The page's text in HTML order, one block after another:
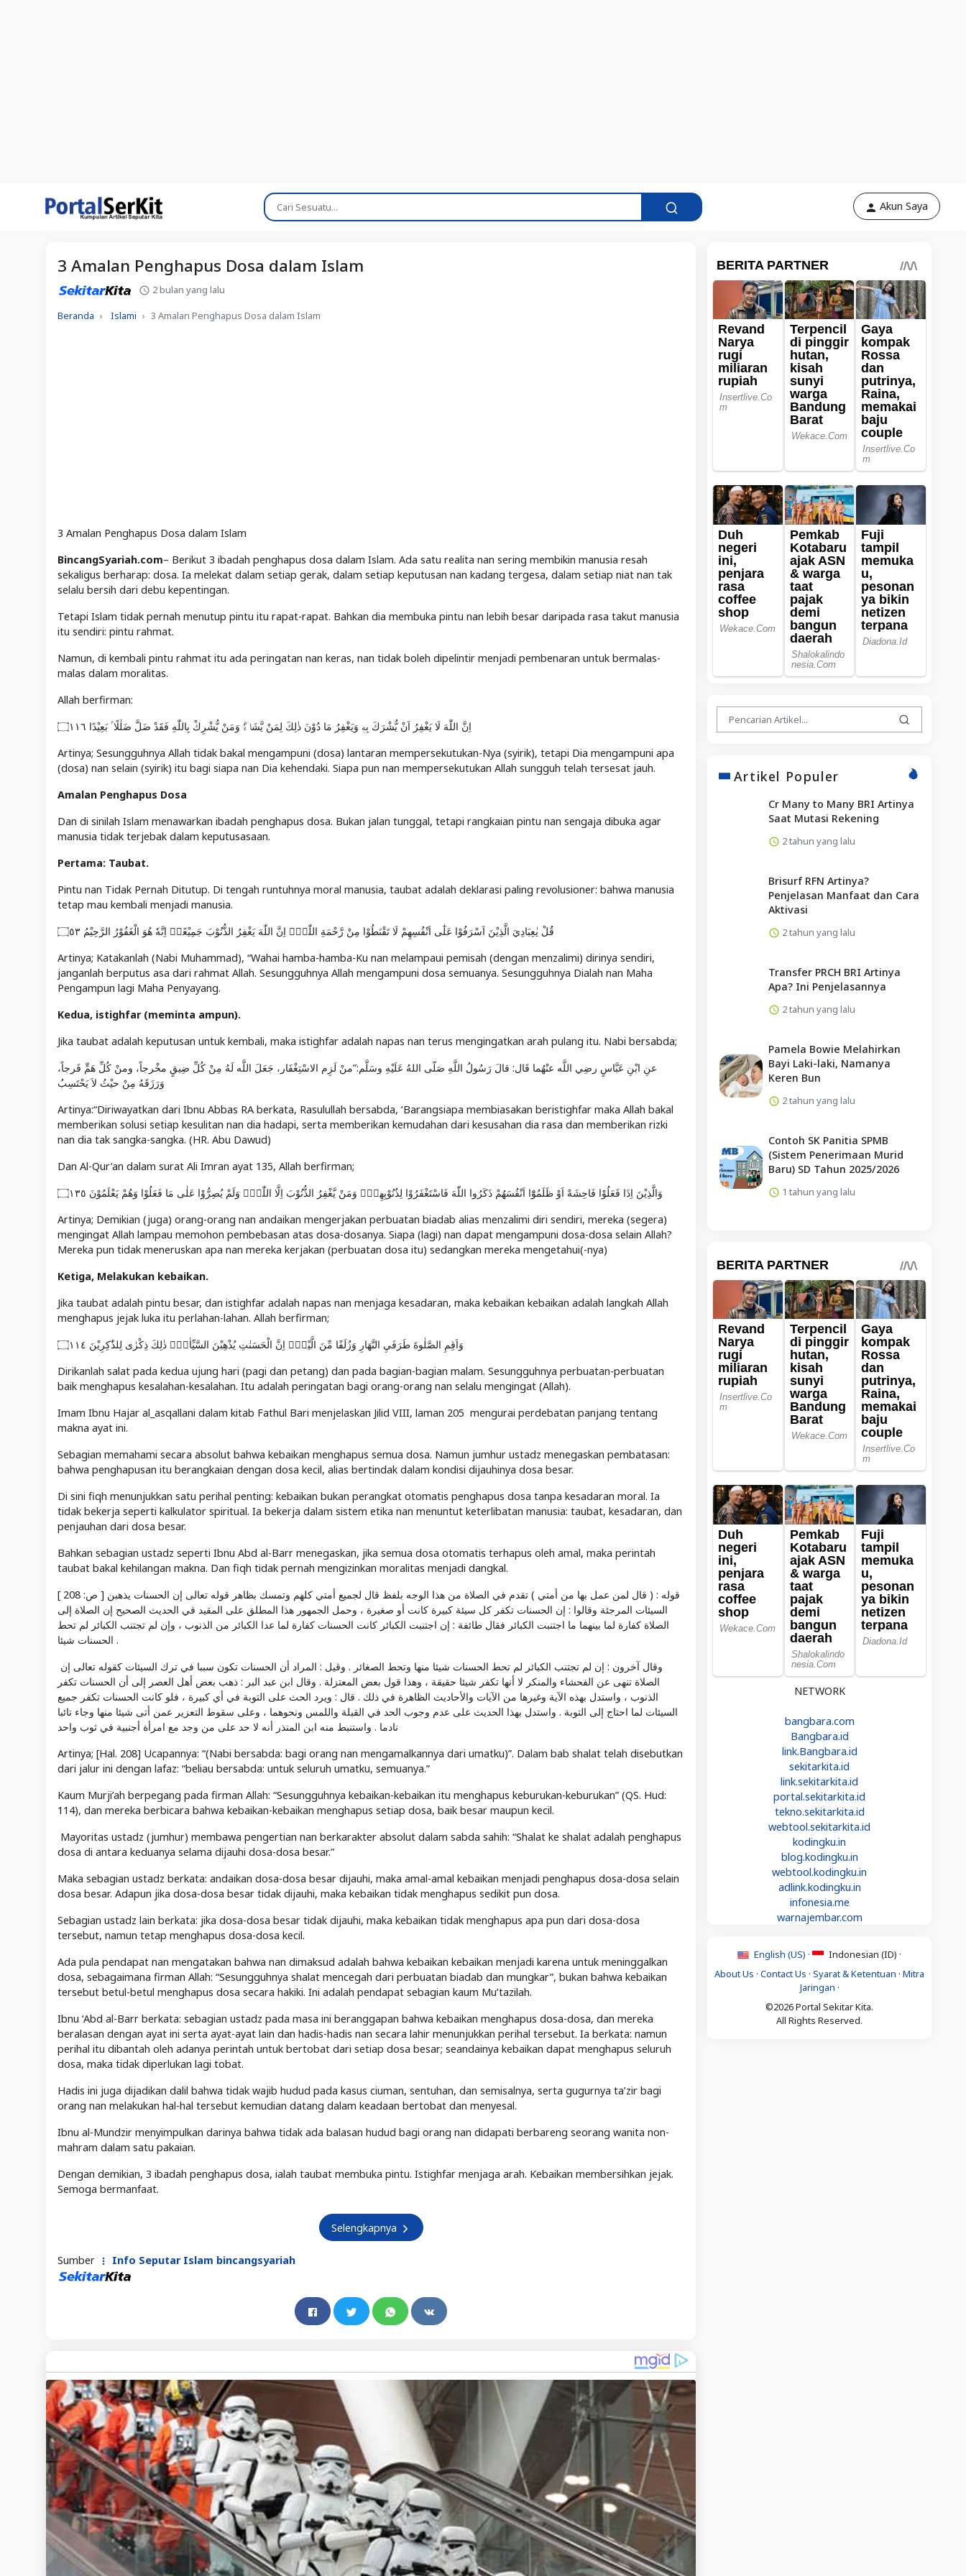
Akun Saya
3 Amalan Penghapus Dosa dalam Islam
2 bulan yang lalu
Beranda Islami 3 Amalan Penghapus Dosa dalam Islam
3 Amalan Penghapus Dosa dalam Islam
BincangSyariah.com– Berikut 3 ibadah penghapus dosa dalam Islam. Ada satu realita nan sering membikin manusia resah
sekaligus berharap: dosa. Ia melekat dalam setiap gerak, dalam setiap keputusan nan kadang tergesa, dalam setiap niat nan tak
selalu bersih dari debu kepentingan.
Tetapi Islam tidak pernah menutup pintu itu rapat-rapat. Bahkan dia membuka pintu nan lebih besar daripada rasa takut manusia
itu sendiri: pintu rahmat.
Namun, di kembali pintu rahmat itu ada peringatan nan keras, nan tidak boleh dipelintir menjadi pembenaran untuk bermalas-
malas dalam moralitas.
Allah berfirman:
اِنَّ اللّٰهَ لَا يَغْفِرُ اَنْ يُّشْرَكَ بِهٖ وَيَغْفِرُ مَا دُوْنَ ذٰلِكَ لِمَنْ يَّشَاۤءُۗ وَمَنْ يُّشْرِكْ بِاللّٰهِ فَقَدْ ضَلَّ ضَلٰلًا ۢ بَعِيْدًا ۝١١٦
Artinya; Sesungguhnya Allah tidak bakal mengampuni (dosa) lantaran mempersekutukan-Nya (syirik), tetapi Dia mengampuni apa
(dosa) nan selain (syirik) itu bagi siapa nan Dia kehendaki. Siapa pun nan mempersekutukan Allah sungguh telah tersesat jauh.
Amalan Penghapus Dosa
Dan di sinilah Islam menawarkan ibadah penghapus dosa. Bukan jalan tunggal, tetapi rangkaian pintu nan sengaja dibuka agar
manusia tidak terjebak dalam keputusasaan.
Pertama: Taubat.
Pintu nan Tidak Pernah Ditutup. Di tengah runtuhnya moral manusia, taubat adalah deklarasi paling revolusioner: bahwa manusia
tetap mau kembali menjadi manusia.
قُلْ يٰعِبَادِيَ الَّذِيْنَ اَسْرَفُوْا عَلٰٓى اَنْفُسِهِمْ لَا تَقْنَطُوْا مِنْ رَّحْمَةِ اللّٰهِۗ اِنَّ اللّٰهَ يَغْفِرُ الذُّنُوْبَ جَمِيْعًاۗ اِنَّهٗ هُوَ الْغَفُوْرُ الرَّحِيْمُ ۝٥٣
Artinya; Katakanlah (Nabi Muhammad), “Wahai hamba-hamba-Ku nan melampaui pemisah (dengan menzalimi) dirinya sendiri,
janganlah berputus asa dari rahmat Allah. Sesungguhnya Allah mengampuni dosa semuanya. Sesungguhnya Dialah nan Maha
Pengampun lagi Maha Penyayang.
Kedua, istighfar (meminta ampun).
Jika taubat adalah keputusan untuk kembali, maka istighfar adalah napas nan terus mengingatkan arah pulang itu. Nabi bersabda;
عنِ ابْنِ عَبَّاسٍ رضِي اللَّه عنْهُما قَال: قالَ رَسُولُ اللَّهِ صَلّى اللهُ عَلَيْهِ وسَلَّم:”منْ لَزِم الاسْتِغْفَار، جَعَلَ اللَّه لَهُ مِنْ كُلِّ ضِيقٍ مخْرجاً، ومنْ كُلِّ هَمٍّ فَرجاً،
وَرَزَقَهُ مِنْ حيْثُ لاَ يَحْتَسِبُ
Artinya:“Diriwayatkan dari Ibnu Abbas RA berkata, Rasulullah bersabda, ‘Barangsiapa membiasakan beristighfar maka Allah bakal
memberikan solusi setiap kesulitan nan dia hadapi, serta memberikan kemudahan dari kesusahan dia rasa dan memberikan rizki
nan dia tak sangka-sangka. (HR. Abu Dawud)
Dan Al-Qur’an dalam surat Ali Imran ayat 135, Allah berfirman;
وَالَّذِيْنَ اِذَا فَعَلُوْا فَاحِشَةً اَوْ ظَلَمُوْٓا اَنْفُسَهُمْ ذَكَرُوا اللّٰهَ فَاسْتَغْفَرُوْا لِذُنُوْبِهِمْۗ وَمَنْ يَّغْفِرُ الذُّنُوْبَ اِلَّا اللّٰهُۗ وَلَمْ يُصِرُّوْا عَلٰى مَا فَعَلُوْا وَهُمْ يَعْلَمُوْنَ ۝١٣٥
Artinya; Demikian (juga) orang-orang nan andaikan mengerjakan perbuatan biadab alias menzalimi diri sendiri, mereka (segera)
mengingat Allah lampau memohon pembebasan atas dosa-dosanya. Siapa (lagi) nan dapat mengampuni dosa-dosa selain Allah?
Mereka pun tidak meneruskan apa nan mereka kerjakan (perbuatan dosa itu) sedangkan mereka mengetahui(-nya)
Ketiga, Melakukan kebaikan.
Jika taubat adalah pintu besar, dan istighfar adalah napas nan menjaga kesadaran, maka kebaikan kebaikan adalah langkah Allah
menghapus jejak luka itu perlahan-lahan. Allah berfirman;
وَاَقِمِ الصَّلٰوةَ طَرَفَيِ النَّهَارِ وَزُلَفًا مِّنَ الَّيْلِۗ اِنَّ الْحَسَنٰتِ يُذْهِبْنَ السَّيِّاٰتِۗ ذٰلِكَ ذِكْرٰى لِلذّٰكِرِيْنَ ۝١١٤
Dirikanlah salat pada kedua ujung hari (pagi dan petang) dan pada bagian-bagian malam. Sesungguhnya perbuatan-perbuatan
baik menghapus kesalahan-kesalahan. Itu adalah peringatan bagi orang-orang nan selalu mengingat (Allah).
Imam Ibnu Hajar al_asqallani dalam kitab Fathul Bari menjelaskan Jilid VIII, laman 205 mengurai perdebatan panjang tentang
makna ayat ini.
Sebagian memahami secara absolut bahwa kebaikan menghapus semua dosa. Namun jumhur ustadz menegaskan pembatasan:
bahwa penghapusan itu berangkaian dengan dosa kecil, alias bertindak dalam kondisi dijauhinya dosa besar.
Di sini fiqh menunjukkan satu perihal penting: kebaikan bukan perangkat otomatis penghapus dosa tanpa kesadaran moral. Ia
tidak bekerja seperti kalkulator spiritual. Ia bekerja dalam sistem etika nan menuntut keterlibatan manusia: taubat, kesadaran, dan
penjauhan dari dosa besar.
Bahkan sebagian ustadz seperti Ibnu Abd al-Barr menegaskan, jika semua dosa otomatis terhapus oleh amal, maka perintah
taubat bakal kehilangan makna. Dan fiqh tidak pernah mengizinkan moralitas menjadi dangkal.
[ ص: 208 ] قوله : ( قال لمن عمل بها من أمتي ) تقدم في الصلاة من هذا الوجه بلفظ قال لجميع أمتي كلهم وتمسك بظاهر قوله تعالى إن الحسنات يذهبن
السيئات المرجئة وقالوا : إن الحسنات تكفر كل سيئة كبيرة كانت أو صغيرة ، وحمل الجمهور هذا المطلق على المقيد في الحديث الصحيح إن الصلاة إلى
الصلاة كفارة لما بينهما ما اجتنبت الكبائر فقال طائفة : إن اجتنبت الكبائر كانت الحسنات كفارة لما عدا الكبائر من الذنوب ، وإن لم تجتنب الكبائر لم تحط
الحسنات شيئا .
الصلاة تنهى عن الفحشاء والمنكر لا أنها تكفر شيئا حقيقة ، وهذا قول بعض المعتزلة . وقال ابن عبد البر : ذهب بعض أهل العصر إلى أن الحسنات تكفر
الذنوب ، واستدل بهذه الآية وغيرها من الآيات والأحاديث الظاهرة في ذلك . قال : ويرد الحث على التوبة في أي كبيرة ، فلو كانت الحسنات تكفر جميع
السيئات لما احتاج إلى التوبة . واستدل بهذا الحديث على عدم وجوب الحد في القبلة واللمس ونحوهما ، وعلى سقوط التعزير عمن أتى شيئا منها وجاء تائبا
نادما . واستنبط منه ابن المنذر أنه لا حد على من وجد مع امرأة أجنبية في ثوب واحد
Artinya; [Hal. 208] Ucapannya: “(Nabi bersabda: bagi orang nan mengamalkannya dari umatku)”. Dalam bab shalat telah disebutkan
dari jalur ini dengan lafaz: “beliau bersabda: untuk seluruh umatku, semuanya.”
Kaum Murji’ah berpegang pada firman Allah: “Sesungguhnya kebaikan-kebaikan itu menghapus keburukan-keburukan” (QS. Hud:
114), dan mereka berbicara bahwa kebaikan-kebaikan menghapus setiap dosa, baik besar maupun kecil.
Mayoritas ustadz (jumhur) membawa pengertian nan berkarakter absolut dalam sabda sahih: “Shalat ke shalat adalah penghapus
dosa di antara keduanya selama dijauhi dosa-dosa besar.”
Maka sebagian ustadz berkata: andaikan dosa-dosa besar dijauhi, maka amal-amal kebaikan menjadi penghapus dosa-dosa selain
dosa besar. Adapun jika dosa-dosa besar tidak dijauhi, maka kebaikan tidak menghapus sedikit pun dosa.
Sebagian ustadz lain berkata: jika dosa-dosa besar tidak dijauhi, maka kebaikan tidak menghapus apa pun dari dosa-dosa
tersebut, namun tetap menghapus dosa-dosa kecil.
Ada pula pendapat nan mengatakan bahwa nan dimaksud adalah bahwa kebaikan kebaikan menjadi karena untuk meninggalkan
dosa, sebagaimana firman Allah: “Sesungguhnya shalat mencegah dari perbuatan biadab dan mungkar”, bukan bahwa kebaikan
tersebut betul-betul menghapus dosa secara hakiki. Ini adalah pendapat sebagian kaum Mu’tazilah.
Ibnu ‘Abd al-Barr berkata: sebagian ustadz pada masa ini beranggapan bahwa kebaikan menghapus dosa-dosa, dan mereka
beralasan dengan ayat ini serta ayat-ayat lain dan hadis-hadis nan secara lahir menunjukkan perihal tersebut. Ia berkata: namun
perihal itu dibantah oleh adanya perintah untuk bertobat dari setiap dosa besar; seandainya kebaikan dapat menghapus seluruh
dosa, maka tidak diperlukan lagi tobat.
Hadis ini juga dijadikan dalil bahwa tidak wajib hudud pada kasus ciuman, sentuhan, dan semisalnya, serta gugurnya ta’zir bagi
orang nan melakukan hal-hal tersebut kemudian datang dalam keadaan bertobat dan menyesal.
Ibnu al-Mundzir menyimpulkan darinya bahwa tidak ada balasan hudud bagi orang nan didapati berbareng seorang wanita non-
mahram dalam satu pakaian.
Dengan demikian, 3 ibadah penghapus dosa, ialah taubat membuka pintu. Istighfar menjaga arah. Kebaikan membersihkan jejak.
Semoga bermanfaat.
Selengkapnya
Sumber Info Seputar Islam bincangsyariah
Artikel Populer
Cr Many to Many BRI Artinya
Saat Mutasi Rekening
2 tahun yang lalu
Brisurf RFN Artinya?
Penjelasan Manfaat dan Cara
Aktivasi
2 tahun yang lalu
Transfer PRCH BRI Artinya
Apa? Ini Penjelasannya
2 tahun yang lalu
Pamela Bowie Melahirkan
Bayi Laki-laki, Namanya
Keren Bun
2 tahun yang lalu
Contoh SK Panitia SPMB
(Sistem Penerimaan Murid
Baru) SD Tahun 2025/2026
1 tahun yang lalu
NETWORK
bangbara.com
Bangbara.id
link.Bangbara.id
sekitarkita.id
link.sekitarkita.id
portal.sekitarkita.id
tekno.sekitarkita.id
webtool.sekitarkita.id
kodingku.in
blog.kodingku.in
webtool.kodingku.in
adlink.kodingku.in
infonesia.me
warnajembar.com
English (US) ·
Indonesian (ID) ·
About Us · Contact Us · Syarat & Ketentuan · Mitra
Jaringan ·
©2026 Portal Sekitar Kita.
All Rights Reserved.